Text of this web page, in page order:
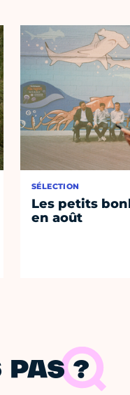
SÉLECTION
Les petits
en août
PAS ?